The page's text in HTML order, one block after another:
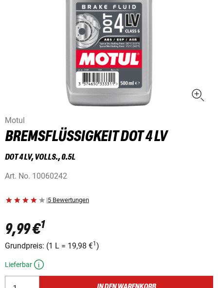
Motul
BREMSFLÜSSIGKEIT DOT 4 LV
DOT 4 LV, VOLLS., 0.5L
Art. No. 10060242
|5 Bewertungen
9,99 €1
Grundpreis: (1 L = 19,98 €1 )
Lieferbar